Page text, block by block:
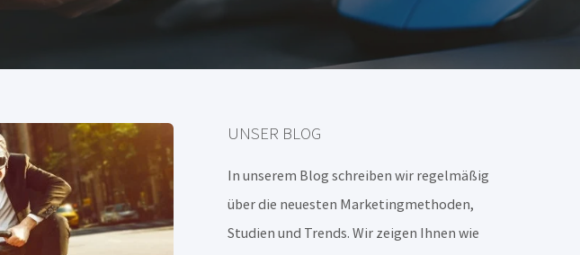
UNSER BLOG
In unserem Blog schreiben wir regelmäßig
über die neuesten Marketingmethoden,
Studien und Trends. Wir zeigen Ihnen wie